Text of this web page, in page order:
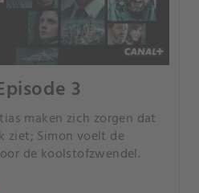
3
maken zich zorgen dat
ziet; Simon voelt de
de koolstofzwendel.